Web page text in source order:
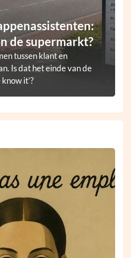
de supermarkt?
tussen klant en
Is dat het einde van de
it’?